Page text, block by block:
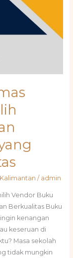
/ admin
Vendor Buku
Berkualitas Buku
kenangan
keseruan di
Masa sekolah
tidak mungkin